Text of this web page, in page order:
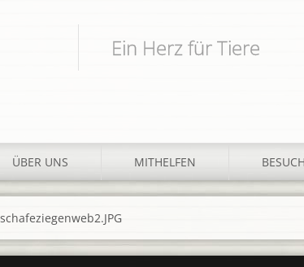
Ein Herz für Tiere
ÜBER UNS MITHELFEN
schafeziegenweb2.JPG